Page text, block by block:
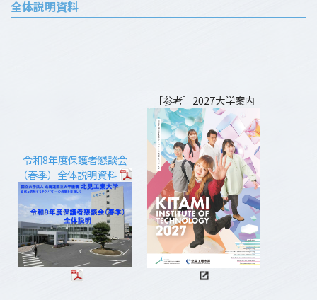
全体説明資料
令和8年度保護者懇談会
（春季）全体説明資料
［参考］2027大学案内